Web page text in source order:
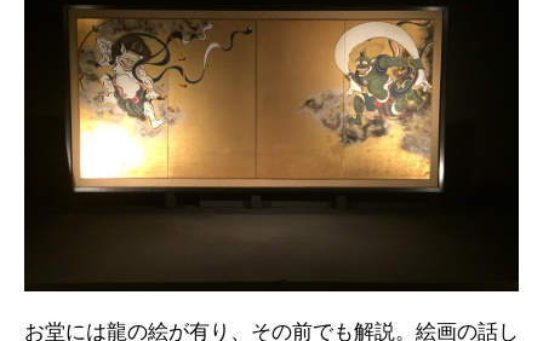
お堂には龍の絵が有り、その前でも解説。絵画の話し